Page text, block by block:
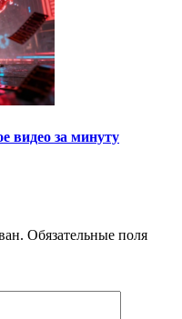
видео за минуту
Обязательные поля